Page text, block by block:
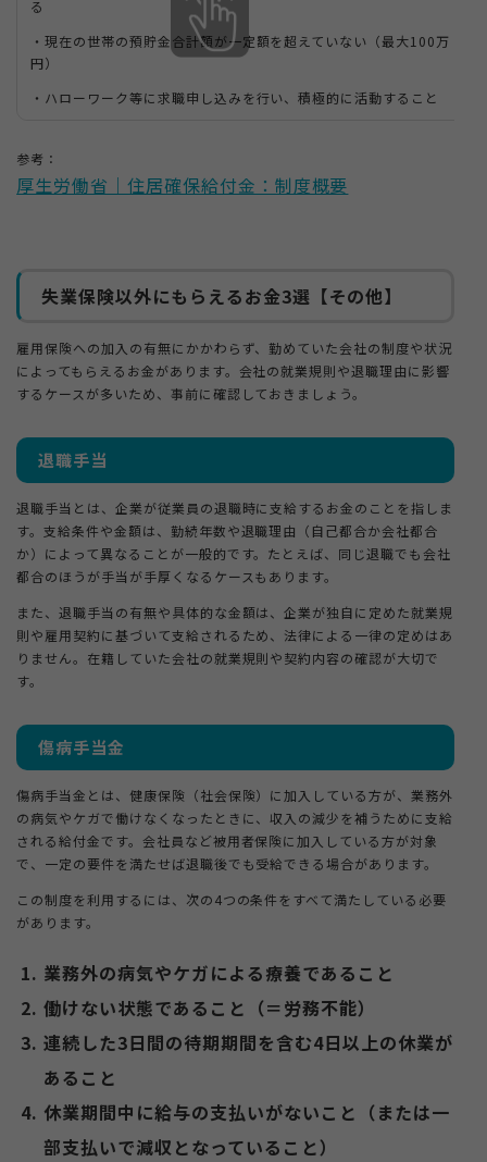
る
・現在の世帯の預貯金合計額が一定額を超えていない（最大100万
円）
・ハローワーク等に求職申し込みを行い、積極的に活動すること
参考：
厚生労働省｜住居確保給付金：制度概要
失業保険以外にもらえるお金3選【その他】
雇用保険への加入の有無にかかわらず、勤めていた会社の制度や状況
によってもらえるお金があります。会社の就業規則や退職理由に影響
するケースが多いため、事前に確認しておきましょう。
退職手当
退職手当とは、企業が従業員の退職時に支給するお金のことを指しま
す。支給条件や金額は、勤続年数や退職理由（自己都合か会社都合
か）によって異なることが一般的です。たとえば、同じ退職でも会社
都合のほうが手当が手厚くなるケースもあります。
また、退職手当の有無や具体的な金額は、企業が独自に定めた就業規
則や雇用契約に基づいて支給されるため、法律による一律の定めはあ
りません。在籍していた会社の就業規則や契約内容の確認が大切で
す。
傷病手当金
傷病手当金とは、健康保険（社会保険）に加入している方が、業務外
の病気やケガで働けなくなったときに、収入の減少を補うために支給
される給付金です。会社員など被用者保険に加入している方が対象
で、一定の要件を満たせば退職後でも受給できる場合があります。
この制度を利用するには、次の4つの条件をすべて満たしている必要
があります。
業務外の病気やケガによる療養であること
働けない状態であること（＝労務不能）
連続した3日間の待期期間を含む4日以上の休業が
あること
休業期間中に給与の支払いがないこと（または一
部支払いで減収となっていること）